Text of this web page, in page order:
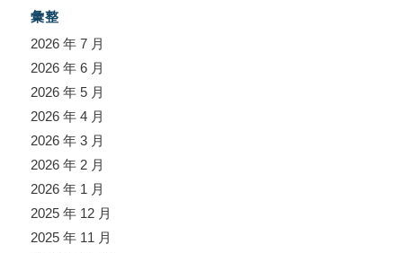
彙整
2026 年 7 月
2026 年 6 月
2026 年 5 月
2026 年 4 月
2026 年 3 月
2026 年 2 月
2026 年 1 月
2025 年 12 月
2025 年 11 月